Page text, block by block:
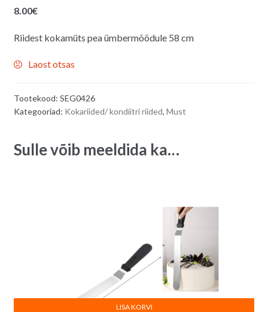
8.00€
Riidest kokamüts pea ümbermõõdule 58 cm
Laost otsas
Tootekood: SEG0426
Kategooriad: Kokariided/ kondiitri riided, Must
Sulle võib meeldida ka…
LISA KORVI